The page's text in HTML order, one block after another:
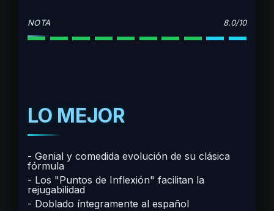
NOTA 8.0/10
LO MEJOR
Genial y comedida evolución de su clásica
fórmula
Los "Puntos de Inflexión" facilitan la
rejugabilidad
Doblado íntegramente al español